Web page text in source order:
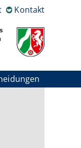
Kontakt